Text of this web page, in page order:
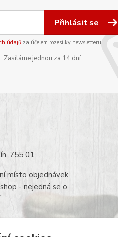
Přihlásit se
údajůza účelem rozesílky newsletteru.
Zasíláme jednou za 14 dní.
755 01
místo objednávek
- nejedná se o